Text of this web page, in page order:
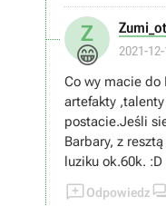
szansy trafienia
postsci w
jakim miejscu
nie zmienia
Z
😁 2021-
Co wy macie do
artefakty
postacie.Jeśli
Barbary, z
luziku ok.60k. :D
Odpowiedz